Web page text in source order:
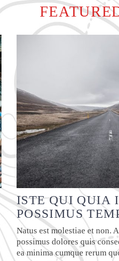
ISTE QUI QUIA
POSSIMUS
Natus est molestiae et non.
possimus dolores quis
ea minima cumque rerum